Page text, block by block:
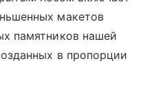
макетов
памятников нашей
в пропорции